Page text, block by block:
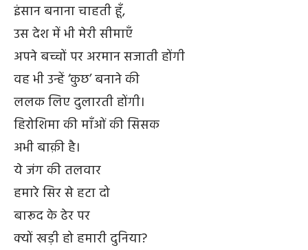
इंसान बनाना चाहती हूँ,
उस देश में भी मेरी सीमाएँ
अपने बच्चों पर अरमान सजाती होंगी
वह भी उन्हें ‘कुछ’ बनाने की
ललक लिए दुलारती होंगी।
हिरोशिमा की माँओं की सिसक
अभी बाक़ी है।
ये जंग की तलवार
हमारे सिर से हटा दो
बारूद के ढेर पर
क्यों खड़ी हो हमारी दुनिया?